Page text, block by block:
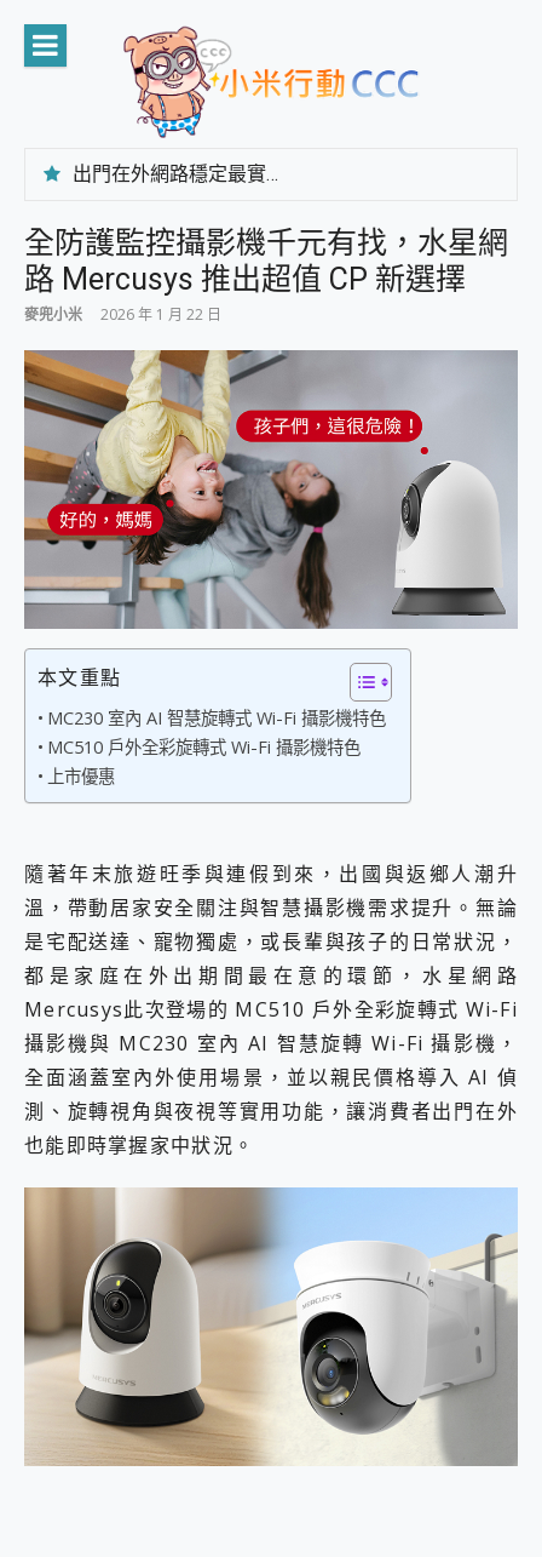
content
出門在外網路穩定最實在 「台灣大哥大」榮獲 4G/5G 在線率全球 NO.3 全台第一與全台六冠王實測心得，走到哪順到哪！
CP 值天花板~ Bongcom BS5 足球君開箱~ 短焦投影機 3千元就能擁有！ 折扣碼在這～
專為 PC上的 XBOX和掌機設計的 FireCuda X1070 SSD 固態硬碟開箱 評測
台灣製攝影機在這裡，100%全無線設計 SpotCam Solo Eco 太陽能防水雲端攝影機 SpotCam Solo 3 2.5K高畫質戶外攝影機 開箱 評測
防窺黑科技 Galaxy S26 Ultra系列保護貼怎麼選？imos AR 低反光玻璃、藍寶石鏡頭貼與軍規防摔殼完整開箱評價
超驚艷 讓人一眼就愛上 LENOVO 聯想 Yoga Book 9 14吋 AI輕薄筆電 開箱 評測
美到讓人超想擁有 moto pad 60 系列 與 Moto | Swarovski razr 60 冰藍限定版本 開箱 評測
好用的 EaseUS Partition Master 讓您輕鬆的移除與格式化有防寫保護的隨身碟或SD卡
一鍵修復模糊影片、舊照的 AI 好幫手! VideoProc Converter AI 新版全解析 × 年末優惠，一篇全看懂
小朋友才做選擇 投影機 RGB藍牙音響 氛圍情境燈 我通通都要！ Starfish 2 幻彩膠囊投影機｜結合「 智慧投影 & 煥彩流動 」的沈浸式生活新體驗
外型超吸晴~ 給您絕佳操控體驗 GravaStar Mercury K1 系列 異星機械鍵盤與 Mercury X 系列 輕量無線電競滑鼠 開箱 評測
開箱~變身「蜘蛛人」椅子軍師！MSI MPG 491CQP QD-OLED 超寬曲面電競螢幕，多工辦公、爽度滿滿的終極桌面體驗
DJI Osmo Pocket 3 爽爽帶回家 歡慶 EaseUS 21 週年到來，「Slogan 海報徵稿活動」好康大放送
小巧好吸不擋鏡頭 有Qi2認證的 ONPRO MagReact MXs2 5000mAh薄型磁吸無線急速行動電源 開箱 評測
寶可夢飛人外掛iToolab AnyGo全新升級，GO Fest 五折優惠嗨翻天！支援 iOS/Android！
百倍變焦實測~ vivo X200 Pro 與 S25 Ultra 誰能滿足全場景拍攝需求？
超好用的 PLAUD NotePin AI 智慧錄音膠囊~ 您的AI 秘書已上線 每月免費送你 300分鐘轉寫
是螢幕也是電視! 一機超多用途「MSI微星 Modern MD272UPSW 27型」 4K IPS 輕薄商用智慧聯網螢幕 開箱 評測
您的專屬AI 助手 Yoga Slim 7 Aura Edition 觸控AI筆電 開箱 評測
realme 14 Pro 超硬軍規、冰感變色實測，realme 14 5G 遊戲戰鬥值爆表，效能x娛樂全都要！
iPhone、Apple Watch、AirPods耳機 三個設備充電一起搞定 ONPRO MagReact™ M3 3 in 1可攜摺疊無線充電器 開箱 評測
動靜皆宜「HUAWEI FreeArc」開放式耳掛耳機，無感配戴! 超穩超服貼，音質、通話也很優質
好玩好拍 vivo V50 ~ 口袋裡的 Zeiss 潮流攝影棚!
給 MSI Claw 系列電競掌機 最完美的家 MSI Nest Docking Station 掌機專屬擴充底座 開箱 評測
B&O 精品級音響! Home+ 中嘉寬頻 SoundBox 劇院串流盒 開箱 評測
2億 APO蔡司長焦神機降臨~ vivo X200 Pro、vivo X200 就是這麼好拍
Locawhere AnyTo 寶可夢飛人 AnyTo 不出門也可以飛遍全世界
磁碟系統大風吹 有了 磁碟管理程式 EaseUS Partition Master 就是這麼簡單
Xiaomi 14 Ultra 開箱 評測~ 有深度的 Leica 影像旗艦手機! 加碼小旗艦 Xiaomi 14 開箱 評測
全防護監控攝影機千元有找，水星網
路 Mercusys 推出超值 CP 新選擇
麥兜小米 2026 年 1 月 22 日
本文重點
MC230 室內 AI 智慧旋轉式 Wi-Fi 攝影機特色
MC510 戶外全彩旋轉式 Wi-Fi 攝影機特色
上市優惠
隨著年末旅遊旺季與連假到來，出國與返鄉人潮升
溫，帶動居家安全關注與智慧攝影機需求提升。無論
是宅配送達、寵物獨處，或長輩與孩子的日常狀況，
都是家庭在外出期間最在意的環節，水星網路
Mercusys此次登場的 MC510 戶外全彩旋轉式 Wi-Fi
攝影機與 MC230 室內 AI 智慧旋轉 Wi-Fi 攝影機，
全面涵蓋室內外使用場景，並以親民價格導入 AI 偵
測、旋轉視角與夜視等實用功能，讓消費者出門在外
也能即時掌握家中狀況。